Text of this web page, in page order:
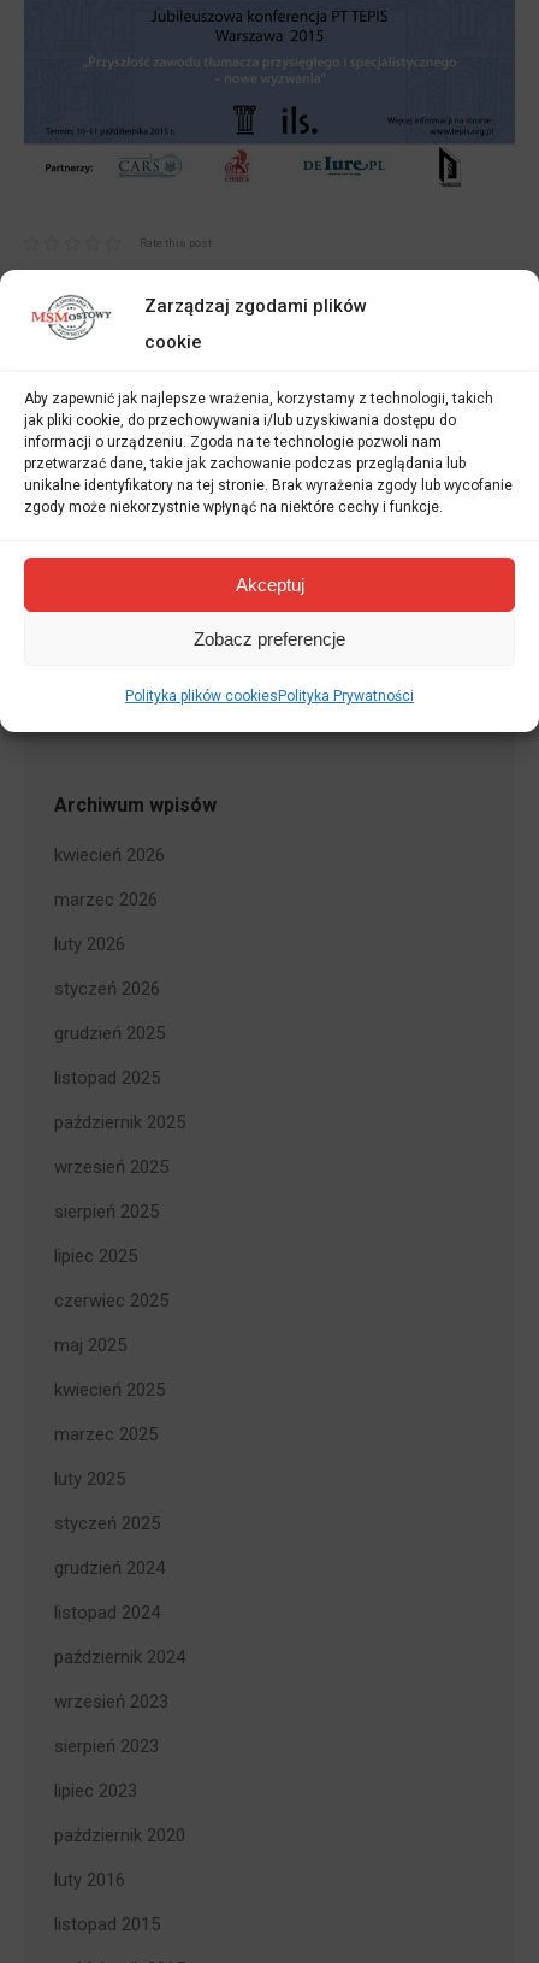
Zarządzaj zgodami plików
cookie
Aby zapewnić jak najlepsze wrażenia, korzystamy z technologii, takich
jak pliki cookie, do przechowywania i/lub uzyskiwania dostępu do
informacji o urządzeniu. Zgoda na te technologie pozwoli nam
przetwarzać dane, takie jak zachowanie podczas przeglądania lub
unikalne identyfikatory na tej stronie. Brak wyrażenia zgody lub wycofanie
zgody może niekorzystnie wpłynąć na niektóre cechy i funkcje.
Akceptuj
Zobacz preferencje
Polityka plików cookies Polityka Prywatności
Rate this post
Czy po tłumaczeniu przysięgłym muszę iść
jeszcze do notariusza?
23 kwietnia 2026
wyszukiwarki oficjalne
16 kwietnia 2026
bezpieczeństwo danych w praktyce
Archiwum wpisów
kwiecień 2026
marzec 2026
luty 2026
styczeń 2026
grudzień 2025
listopad 2025
październik 2025
wrzesień 2025
sierpień 2025
lipiec 2025
czerwiec 2025
maj 2025
kwiecień 2025
marzec 2025
luty 2025
styczeń 2025
grudzień 2024
listopad 2024
październik 2024
wrzesień 2023
sierpień 2023
lipiec 2023
październik 2020
luty 2016
listopad 2015